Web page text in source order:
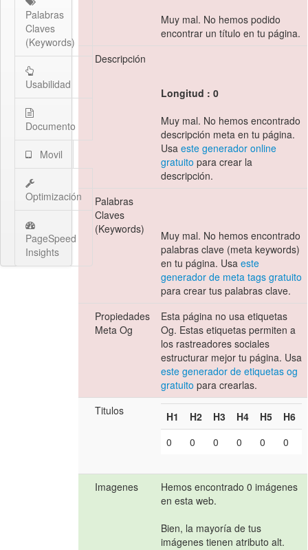
Palabras
Claves
(Keywords)
Usabilidad
Documento
Movil
Optimización
PageSpeed
Insights
Muy mal. No hemos podido
encontrar un título en tu página.
Descripción
Longitud : 0
Muy mal. No hemos encontrado
descripción meta en tu página.
Usaeste generador online
gratuito para crear la
descripción.
Palabras
Claves
(Keywords)
Muy mal. No hemos encontrado
palabras clave (meta keywords)
en tu página. Usaeste
generador de meta tags gratuito
para crear tus palabras clave.
Propiedades
Meta Og
Esta página no usa etiquetas
Og. Estas etiquetas permiten a
los rastreadores sociales
estructurar mejor tu página. Usa
este generador de etiquetas og
gratuito para crearlas.
Titulos
H1 H2 H3 H4 H5
H6
0
0 0 0 0 0
Imagenes
Hemos encontrado 0 imágenes
en esta web.
Bien, la mayoría de tus
imágenes tienen atributo alt.